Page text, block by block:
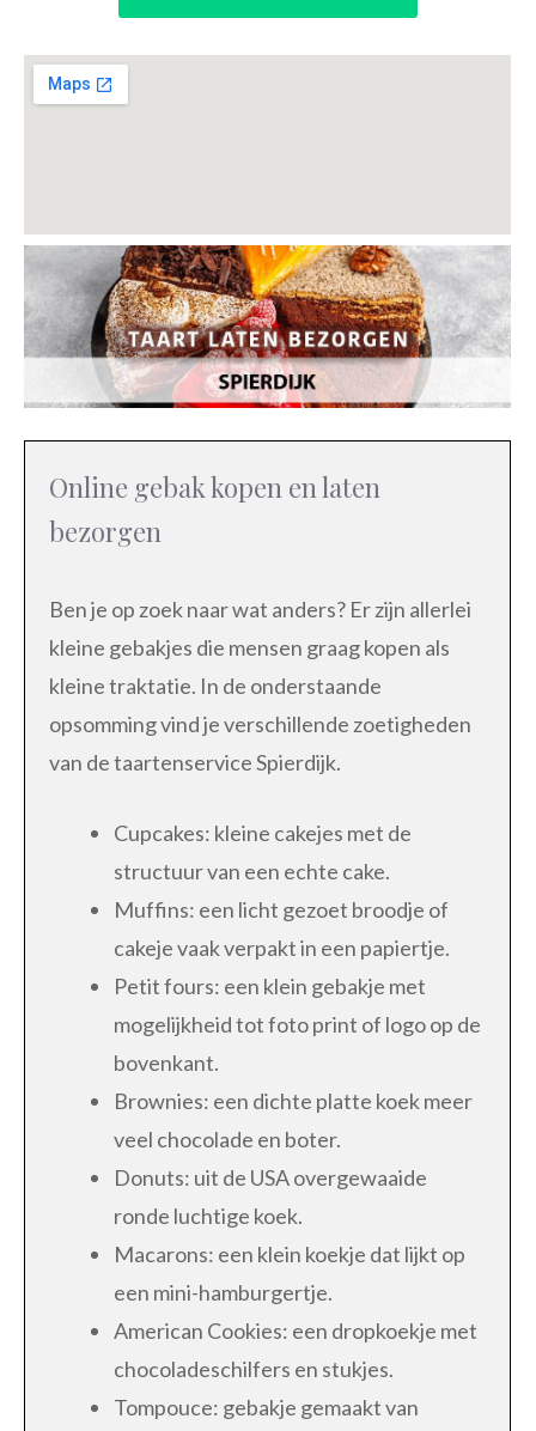
Online gebak kopen en laten
bezorgen
Ben je op zoek naar wat anders? Er zijn allerlei
kleine gebakjes die mensen graag kopen als
kleine traktatie. In de onderstaande
opsomming vind je verschillende zoetigheden
van de taartenservice Spierdijk.
Cupcakes: kleine cakejes met de
structuur van een echte cake.
Muffins: een licht gezoet broodje of
cakeje vaak verpakt in een papiertje.
Petit fours: een klein gebakje met
mogelijkheid tot foto print of logo op de
bovenkant.
Brownies: een dichte platte koek meer
veel chocolade en boter.
Donuts: uit de USA overgewaaide
ronde luchtige koek.
Macarons: een klein koekje dat lijkt op
een mini-hamburgertje.
American Cookies: een dropkoekje met
chocoladeschilfers en stukjes.
Tompouce: gebakje gemaakt van